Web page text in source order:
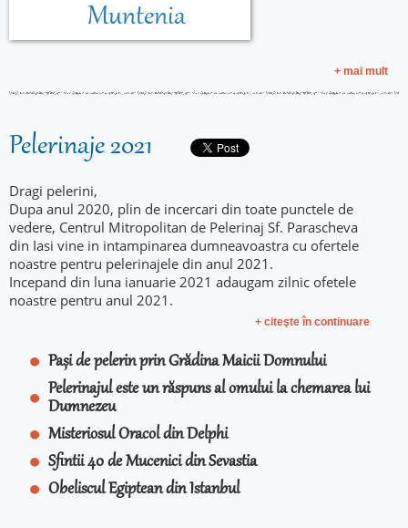
Muntenia
+ mai mult
Pelerinaje 2021
Dragi pelerini,
Dupa anul 2020, plin de incercari din toate punctele de
vedere, Centrul Mitropolitan de Pelerinaj Sf. Parascheva
din Iasi vine in intampinarea dumneavoastra cu ofertele
noastre pentru pelerinajele din anul 2021.
Incepand din luna ianuarie 2021 adaugam zilnic ofetele
noastre pentru anul 2021.
+ citeşte în continuare
Pași de pelerin prin Grădina Maicii Domnului
Pelerinajul este un răspuns al omului la chemarea lui
Dumnezeu
Misteriosul Oracol din Delphi
Sfintii 40 de Mucenici din Sevastia
Obeliscul Egiptean din Istanbul